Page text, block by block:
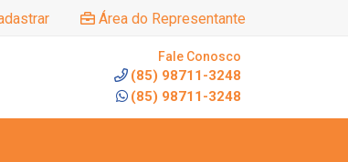
Área do Representante
Fale Conosco
(85) 98711-3248
(85) 98711-3248